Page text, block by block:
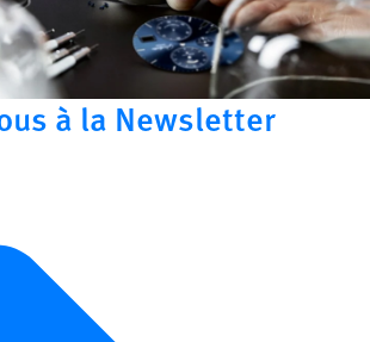
à la Newsletter